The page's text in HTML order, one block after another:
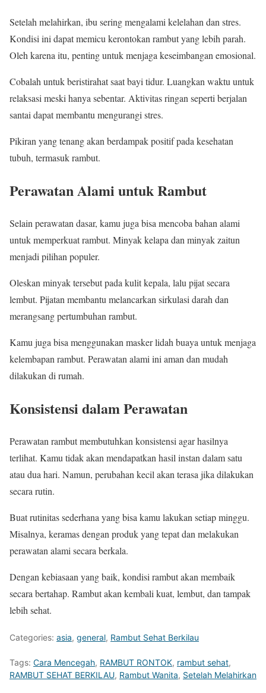
Setelah melahirkan, ibu sering mengalami kelelahan dan stres.
Kondisi ini dapat memicu kerontokan rambut yang lebih parah.
Oleh karena itu, penting untuk menjaga keseimbangan emosional.
Cobalah untuk beristirahat saat bayi tidur. Luangkan waktu untuk
relaksasi meski hanya sebentar. Aktivitas ringan seperti berjalan
santai dapat membantu mengurangi stres.
Pikiran yang tenang akan berdampak positif pada kesehatan
tubuh, termasuk rambut.
Perawatan Alami untuk Rambut
Selain perawatan dasar, kamu juga bisa mencoba bahan alami
untuk memperkuat rambut. Minyak kelapa dan minyak zaitun
menjadi pilihan populer.
Oleskan minyak tersebut pada kulit kepala, lalu pijat secara
lembut. Pijatan membantu melancarkan sirkulasi darah dan
merangsang pertumbuhan rambut.
Kamu juga bisa menggunakan masker lidah buaya untuk menjaga
kelembapan rambut. Perawatan alami ini aman dan mudah
dilakukan di rumah.
Konsistensi dalam Perawatan
Perawatan rambut membutuhkan konsistensi agar hasilnya
terlihat. Kamu tidak akan mendapatkan hasil instan dalam satu
atau dua hari. Namun, perubahan kecil akan terasa jika dilakukan
secara rutin.
Buat rutinitas sederhana yang bisa kamu lakukan setiap minggu.
Misalnya, keramas dengan produk yang tepat dan melakukan
perawatan alami secara berkala.
Dengan kebiasaan yang baik, kondisi rambut akan membaik
secara bertahap. Rambut akan kembali kuat, lembut, dan tampak
lebih sehat.
Categories: asia, general, Rambut Sehat Berkilau
Tags: Cara Mencegah, RAMBUT RONTOK, rambut sehat,
RAMBUT SEHAT BERKILAU, Rambut Wanita, Setelah Melahirkan